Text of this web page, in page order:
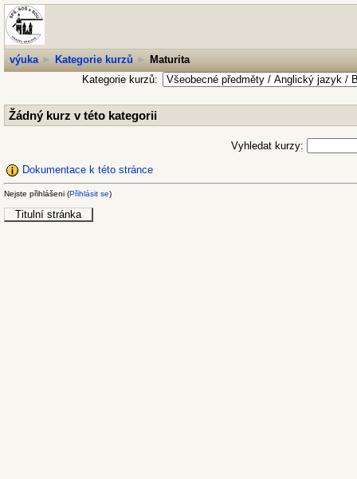
výuka ► Kategorie kurzů ►
Maturita
Kategorie kurzů:
Žádný kurz v této kategorii
Vyhledat kurzy:
Dokumentace k této stránce
Nejste přihlášeni (Přihlásit se)
Titulní stránka